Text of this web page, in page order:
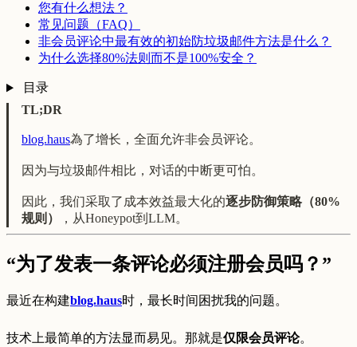
您有什么想法？
常见问题（FAQ）
非会员评论中最有效的初始防垃圾邮件方法是什么？
为什么选择80%法则而不是100%安全？
目录
TL;DR
blog.haus為了增长，全面允许非会员评论。
因为与垃圾邮件相比，对话的中断更可怕。
因此，我们采取了成本效益最大化的逐步防御策略（80%
规则）
，从Honeypot到LLM。
“为了发表一条评论必须注册会员吗？”
最近在构建blog.haus时，最长时间困扰我的问题。
技术上最简单的方法显而易见。那就是仅限会员评论。